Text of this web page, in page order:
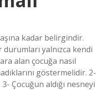
kadar belirgindir.
yalnızca kendi
alan çocuğa nasıl
göstermelidir. 2-
Çocuğun aldığı nesneyi